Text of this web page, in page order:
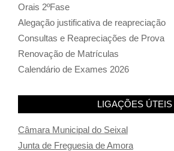
Orais 2ºFase
Alegação justificativa de reapreciação
Consultas e Reapreciações de Prova
Renovação de Matrículas
Calendário de Exames 2026
LIGAÇÕES ÚTEIS
Câmara Municipal do Seixal
Junta de Freguesia de Amora